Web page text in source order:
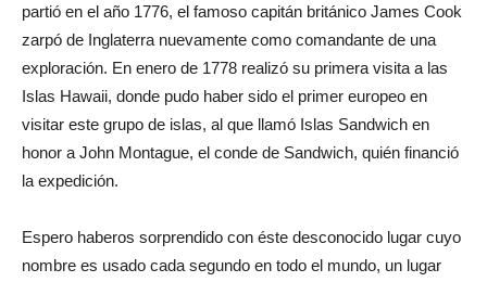
partió en el año 1776, el famoso capitán británico James Cook
zarpó de Inglaterra nuevamente como comandante de una
exploración. En enero de 1778 realizó su primera visita a las
Islas Hawaii, donde pudo haber sido el primer europeo en
visitar este grupo de islas, al que llamó Islas Sandwich en
honor a John Montague, el conde de Sandwich, quién financió
la expedición.
Espero haberos sorprendido con éste desconocido lugar cuyo
nombre es usado cada segundo en todo el mundo, un lugar